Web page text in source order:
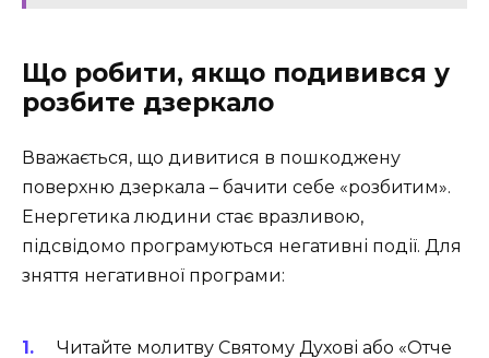
Що робити, якщо подивився у
розбите дзеркало
Вважається, що дивитися в пошкоджену
поверхню дзеркала – бачити себе «розбитим».
Енергетика людини стає вразливою,
підсвідомо програмуються негативні події. Для
зняття негативної програми:
Читайте молитву Святому Духові або «Отче